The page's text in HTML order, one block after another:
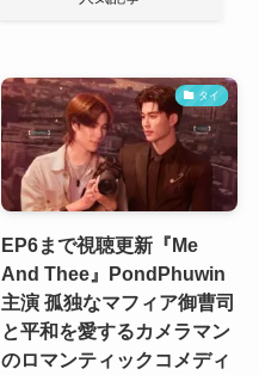
タイ
EP6まで視聴更新『Me
And Thee』PondPhuwin
主演 孤独なマフィア御曹司
と平和を愛するカメラマン
のロマンティックコメディ